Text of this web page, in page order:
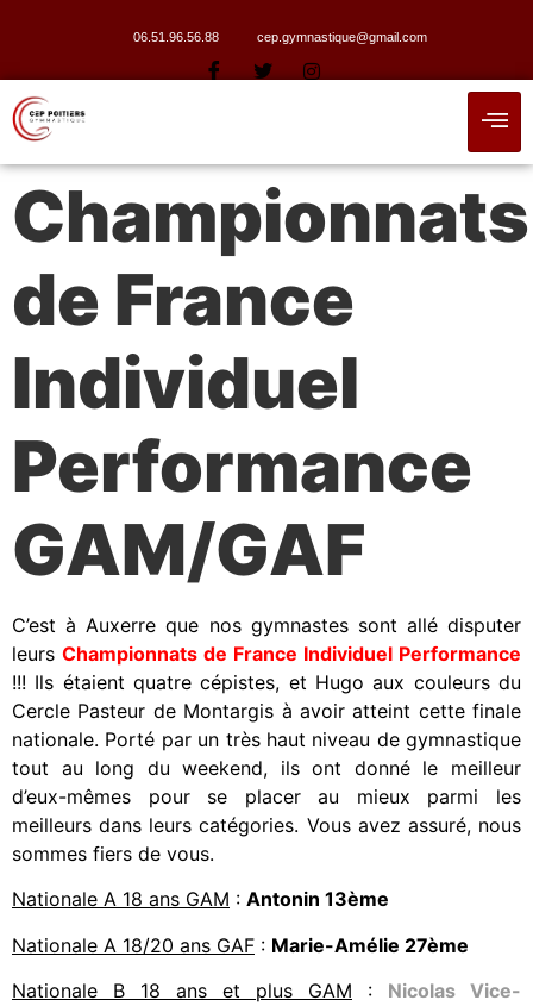
06.51.96.56.88 cep.gymnastique@gmail.com
Championnats
de France
Individuel
Performance
GAM/GAF
C’est à Auxerre que nos gymnastes sont allé disputer
leurs Championnats de France Individuel Performance
!!! Ils étaient quatre cépistes, et Hugo aux couleurs du
Cercle Pasteur de Montargis à avoir atteint cette finale
nationale. Porté par un très haut niveau de gymnastique
tout au long du weekend, ils ont donné le meilleur
d’eux-mêmes pour se placer au mieux parmi les
meilleurs dans leurs catégories. Vous avez assuré, nous
sommes fiers de vous.
Nationale A 18 ans GAM : Antonin 13ème
Nationale A 18/20 ans GAF : Marie-Amélie 27ème
Nationale B 18 ans et plus GAM : Nicolas Vice-